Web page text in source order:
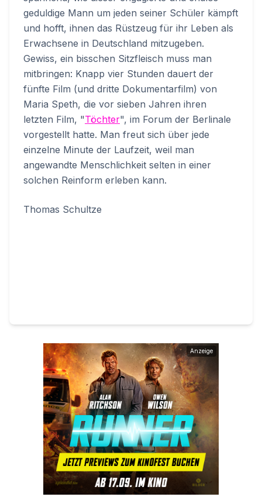
geduldige Mann um jeden seiner Schüler kämpft
und hofft, ihnen das Rüstzeug für ihr Leben als
Erwachsene in Deutschland mitzugeben.
Gewiss, ein bisschen Sitzfleisch muss man
mitbringen: Knapp vier Stunden dauert der
fünfte Film (und dritte Dokumentarfilm) von
Maria Speth, die vor sieben Jahren ihren
letzten Film, "Töchter", im Forum der Berlinale
vorgestellt hatte. Man freut sich über jede
einzelne Minute der Laufzeit, weil man
angewandte Menschlichkeit selten in einer
solchen Reinform erleben kann.
Thomas Schultze
Anzeige